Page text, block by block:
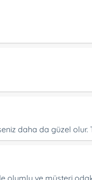
daha da güzel olur.
ve müşteri